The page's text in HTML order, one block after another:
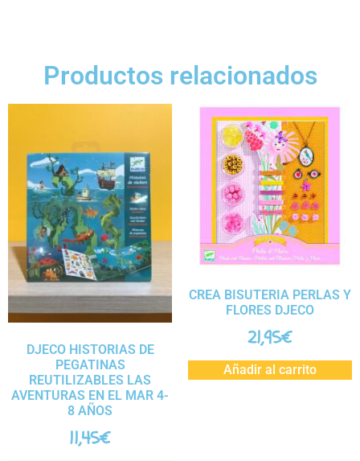
Productos relacionados
DJECO HISTORIAS DE
PEGATINAS
REUTILIZABLES LAS
AVENTURAS EN EL MAR 4-
8 AÑOS
11,45€
CREA BISUTERIA PERLAS Y
FLORES DJECO
21,95€
Añadir al carrito